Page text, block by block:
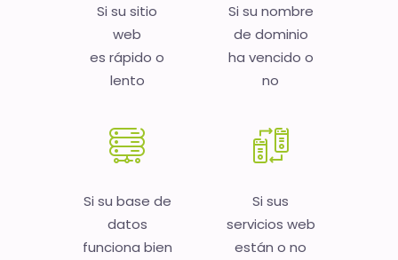
Si su sitio
web
es rápido o
lento
Si su nombre
de dominio
ha vencido o
no
Si su base de
datos
funciona bien
Si sus
servicios web
están o no